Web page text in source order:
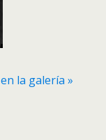
la galería »